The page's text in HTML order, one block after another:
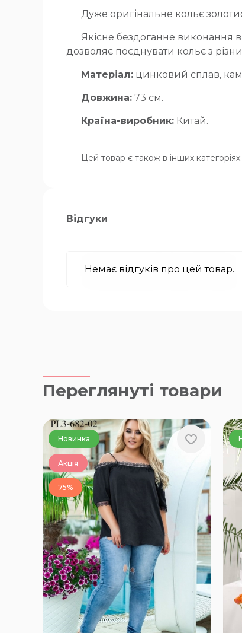
Дуже оригінальне кольє
Якісне бездоганне виконання
дозволяє поєднувати кольє з
Матеріал: цинковий сплав,
Довжина: 73 см.
Країна-виробник: Китай.
Цей товар є також в інших категоріях:
Відгуки
Немає відгуків про цей товар.
Переглянуті товари
Новинка
Акція
75%